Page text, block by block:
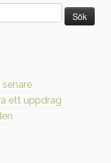
ett uppdrag